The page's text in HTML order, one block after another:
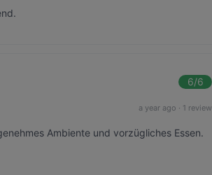
6/6
a year ago · 1 review
Ambiente und vorzügliches Essen.